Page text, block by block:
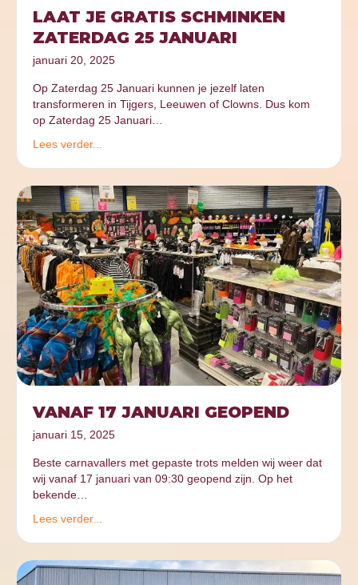
LAAT JE GRATIS SCHMINKEN
ZATERDAG 25 JANUARI
januari 20, 2025
Op Zaterdag 25 Januari kunnen je jezelf laten
transformeren in Tijgers, Leeuwen of Clowns. Dus kom
op Zaterdag 25 Januari…
Lees verder...
VANAF 17 JANUARI GEOPEND
januari 15, 2025
Beste carnavallers met gepaste trots melden wij weer dat
wij vanaf 17 januari van 09:30 geopend zijn. Op het
bekende…
Lees verder...